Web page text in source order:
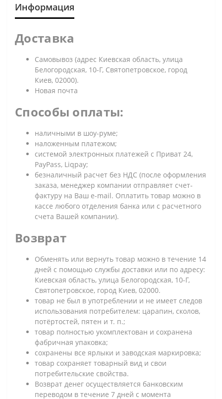
Информация
Доставка
Самовывоз (адрес Киевская область, улица
Белогородская, 10-Г, Святопетровское, город
Киев, 02000).
Новая почта
Способы оплаты:
наличными в шоу-руме;
наложенным платежом;
системой электронных платежей с Приват 24,
PayPass, Liqpay;
безналичный расчет без НДС (после оформления
заказа, менеджер компании отправляет счет-
фактуру на Ваш e-mail. Оплатить товар можно в
кассе любого отделения банка или с расчетного
счета Вашей компании).
Возврат
Обменять или вернуть товар можно в течение 14
дней с помощью службы доставки или по адресу:
Киевская область, улица Белогородская, 10-Г,
Святопетровское, город Киев, 02000.
товар не был в употреблении и не имеет следов
использования потребителем: царапин, сколов,
потёртостей, пятен и т. п.;
товар полностью укомплектован и сохранена
фабричная упаковка;
сохранены все ярлыки и заводская маркировка;
товар сохраняет товарный вид и свои
потребительские свойства.
Возврат денег осуществляется банковским
переводом в течение 7 дней с момента